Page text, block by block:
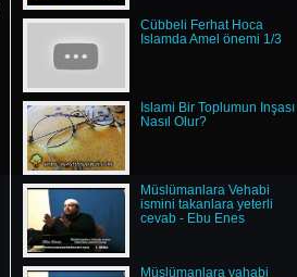
Cübbeli Ferhat Hoca
Islamda Amel önemi 1/3
İslami Bir Toplumun İnşası
Nasıl Olur?
Müslümanlara Vehabi
ismini takanlara yeterli
cevab - Ebu Enes
Müslümanlara vahabi